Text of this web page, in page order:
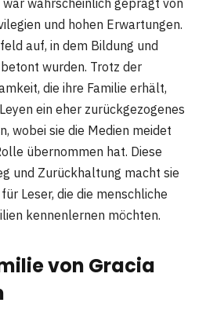
war wahrscheinlich geprägt von
und hohen Erwartungen.
auf, in dem Bildung und
wurden. Trotz der
die ihre Familie erhält,
ein eher zurückgezogenes
wobei sie die Medien meidet
übernommen hat. Diese
und Zurückhaltung macht sie
Leser, die die menschliche
kennenlernen möchten.
von Gracia